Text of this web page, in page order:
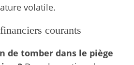
volatile.
courants
de tomber dans le piège